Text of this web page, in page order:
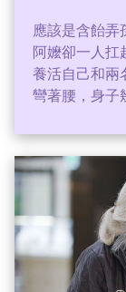
應該是含飴弄
阿嬤卻一人扛
養活自己和兩
彎著腰，身子
說，笑笑較好
好，自己最大
開朗樂觀的